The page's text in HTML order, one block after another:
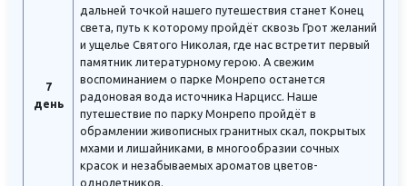
7
день
дальней точкой нашего путешествия станет Конец
света, путь к которому пройдёт сквозь Грот желаний
и ущелье Святого Николая, где нас встретит первый
памятник литературному герою. А свежим
воспоминанием о парке Монрепо останется
радоновая вода источника Нарцисс. Наше
путешествие по парку Монрепо пройдёт в
обрамлении живописных гранитных скал, покрытых
мхами и лишайниками, в многообразии сочных
красок и незабываемых ароматов цветов-
однолетников.